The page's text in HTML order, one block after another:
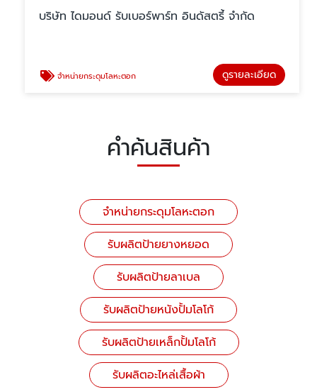
บริษัท ไดมอนด์ รับเบอร์พาร์ท อินดัสตรี้ จำกัด
จำหน่ายกระดุมโลหะตอก ดูรายละเอียด
คำค้นสินค้า
จำหน่ายกระดุมโลหะตอก
รับผลิตป้ายยางหยอด
รับผลิตป้ายลาเบล
รับผลิตป้ายหนังปั้มโลโก้
รับผลิตป้ายเหล็กปั้มโลโก้
รับผลิตอะไหล่เสื้อผ้า